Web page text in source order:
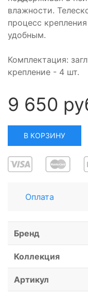
влажности.
процесс
удобным.
Комплектация:
крепление - 4 шт.
9 650
В КОРЗИНУ
Оплата
Бренд
Коллекция
Артикул